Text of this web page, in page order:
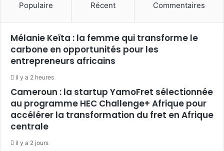
Populaire Récent Commentaires
Mélanie Keïta : la femme qui transforme le
carbone en opportunités pour les
entrepreneurs africains
il y a 2 heures
Cameroun : la startup YamoFret sélectionnée
au programme HEC Challenge+ Afrique pour
accélérer la transformation du fret en Afrique
centrale
il y a 2 jours